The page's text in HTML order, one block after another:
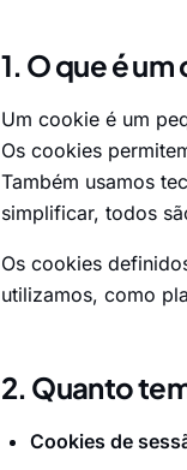
1. O que é
Um cookie é um
Os cookies
Também usamos
simplificar, todos
Os cookies
utilizamos, como
2. Quanto
Cookies de